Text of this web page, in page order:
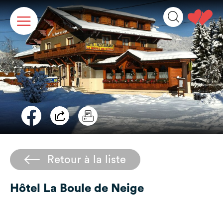
Retour à la liste
Hôtel La Boule de Neige
Panneau de gestion des cookies